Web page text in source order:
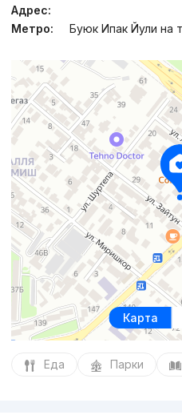
Адрес:
Метро:
Буюк Ипак Йули на
Карта
Еда Парки